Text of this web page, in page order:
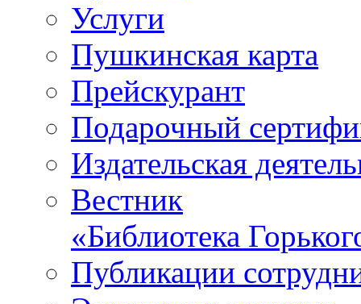
Услуги
Пушкинская карта
Прейскурант
Подарочный
Издательская
Вестник
«Библиотека
Публикации